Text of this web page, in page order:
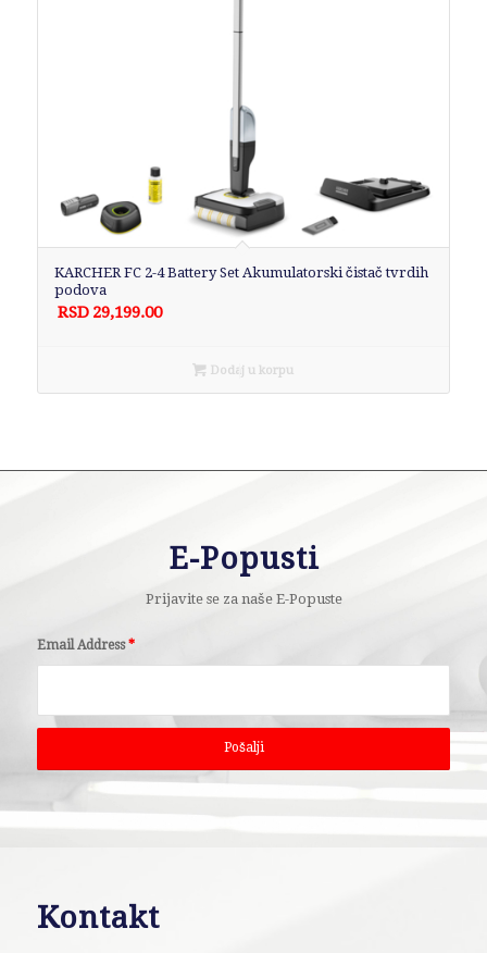
KARCHER FC 2-4 Battery Set Akumulatorski čistač tvrdih
podova
RSD 29,199.00
Dodaj u korpu
E-Popusti
Prijavite se za naše E-Popuste
Email Address*
Kontakt